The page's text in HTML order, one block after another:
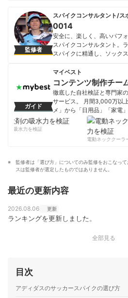
監修者
スパイクコンサルタント/ス
0014
安全に、楽しく、高いパフ
スパイクコンサルタント。
スパイクに精通し、ソック
減、スポーツパフォーマン
万pvを獲得するブログ「
最新情報、セール情報、正
他、有料会員向けの「note
ない商品を痛烈に評価する
も対応するLINE@での相談
アブログ「0014のblog」：
http://blog.livedoor.jp/
0014のプロフィール
ガイド
マイベスト
コンテンツ制作チー
徹底した自社検証と専門家
サービス。 月間3,000万以
メ」から「日用品」「家電
ストな商品を選んでもらう
コンテンツ制作チームの
の吸水力を検証
電動ネッククーラ
監修者は「選び方」についてのみ監修をおこなっ
スは監修者が選定したものではありません。
最近の更新内容
2026.08.06 更新
ランキングを更新しました。
全部見る
目次
アディダスのサッカースパイクの選び方